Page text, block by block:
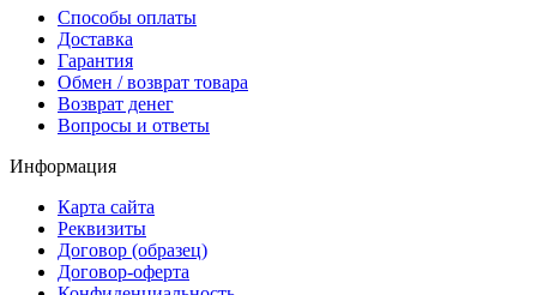
Способы оплаты
Доставка
Гарантия
Обмен / возврат товара
Возврат денег
Вопросы и ответы
Информация
Карта сайта
Реквизиты
Договор (образец)
Договор-оферта